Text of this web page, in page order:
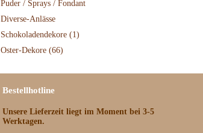
Puder / Sprays / Fondant
Diverse-Anlässe
Schokoladendekore (1)
Oster-Dekore (66)
Bestellhotline
Unsere Lieferzeit liegt im Moment bei 3-5
Werktagen.